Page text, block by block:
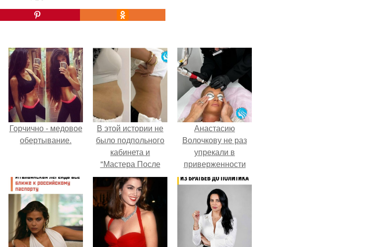
Горчично - медовое
обертывание.
В этой истории не
было подпольного
кабинета и
"Мастера После
Двухнедельных
Курсов".
Анастасию
Волочкову не раз
упрекали в
приверженности
устаревшим бьюти -
процедурам.